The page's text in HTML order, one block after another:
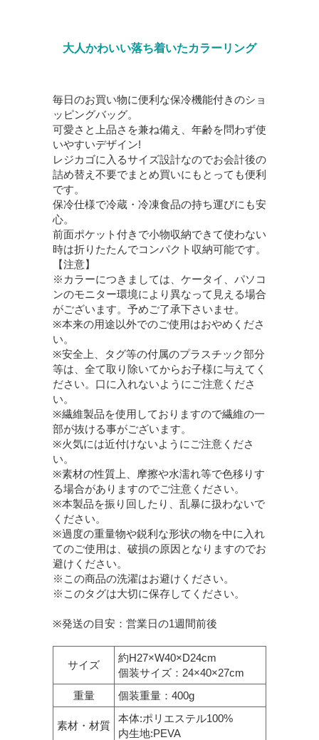
大人かわいい落ち着いたカラーリング
毎日のお買い物に便利な保冷機能付きのショ
ッピングバッグ。
可愛さと上品さを兼ね備え、年齢を問わず使
いやすいデザイン!
レジカゴに入るサイズ設計なのでお会計後の
詰め替え不要でまとめ買いにもとっても便利
です。
保冷仕様で冷蔵・冷凍食品の持ち運びにも安
心。
前面ポケット付きで小物収納できて使わない
時は折りたたんでコンパクト収納可能です。
【注意】
※カラーにつきましては、ケータイ、パソコ
ンのモニター環境により異なって見える場合
がございます。予めご了承下さいませ。
※本来の用途以外でのご使用はおやめくださ
い。
※安全上、タグ等の付属のプラスチック部分
等は、全て取り除いてからお子様に与えてく
ださい。口に入れないようにご注意くださ
い。
※繊維製品を使用しておりますので繊維の一
部が抜ける事がございます。
※火気には近付けないようにご注意くださ
い。
※素材の性質上、摩擦や水濡れ等で色移りす
る場合がありますのでご注意ください。
※本製品を振り回したり、乱暴に扱わないで
ください。
※過度の重量物や鋭利な形状の物を中に入れ
てのご使用は、破損の原因となりますのでお
避けください。
※この商品の洗濯はお避けください。
※このタグは大切に保存してください。
※発送の目安：営業日の1週間前後
サイズ
約H27×W40×D24cm
個装サイズ：24×40×27cm
重量
個装重量：400g
素材・材質
本体:ポリエステル100%
内生地:PEVA